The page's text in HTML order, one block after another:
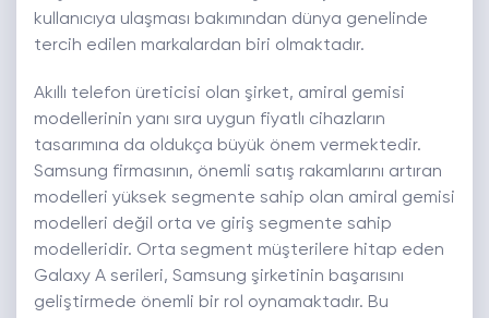
kullanıcıya ulaşması bakımından dünya genelinde
tercih edilen markalardan biri olmaktadır.
Akıllı telefon üreticisi olan şirket, amiral gemisi
modellerinin yanı sıra uygun fiyatlı cihazların
tasarımına da oldukça büyük önem vermektedir.
Samsung firmasının, önemli satış rakamlarını artıran
modelleri yüksek segmente sahip olan amiral gemisi
modelleri değil orta ve giriş segmente sahip
modelleridir. Orta segment müşterilere hitap eden
Galaxy A serileri, Samsung şirketinin başarısını
geliştirmede önemli bir rol oynamaktadır. Bu